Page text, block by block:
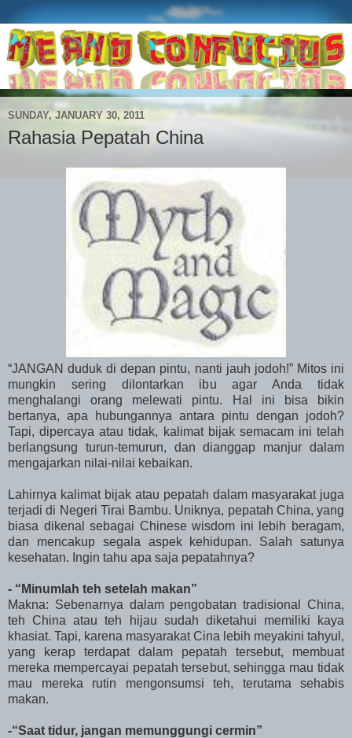
SUNDAY, JANUARY 30, 2011
Rahasia Pepatah China
“JANGAN duduk di depan pintu, nanti jauh jodoh!” Mitos ini
mungkin sering dilontarkan ibu agar Anda tidak
menghalangi orang melewati pintu. Hal ini bisa bikin
bertanya, apa hubungannya antara pintu dengan jodoh?
Tapi, dipercaya atau tidak, kalimat bijak semacam ini telah
berlangsung turun-temurun, dan dianggap manjur dalam
mengajarkan nilai-nilai kebaikan.
Lahirnya kalimat bijak atau pepatah dalam masyarakat juga
terjadi di Negeri Tirai Bambu. Uniknya, pepatah China, yang
biasa dikenal sebagai Chinese wisdom ini lebih beragam,
dan mencakup segala aspek kehidupan. Salah satunya
kesehatan. Ingin tahu apa saja pepatahnya?
- “Minumlah teh setelah makan”
Makna: Sebenarnya dalam pengobatan tradisional China,
teh China atau teh hijau sudah diketahui memiliki kaya
khasiat. Tapi, karena masyarakat Cina lebih meyakini tahyul,
yang kerap terdapat dalam pepatah tersebut, membuat
mereka mempercayai pepatah tersebut, sehingga mau tidak
mau mereka rutin mengonsumsi teh, terutama sehabis
makan.
-“Saat tidur, jangan memunggungi cermin”